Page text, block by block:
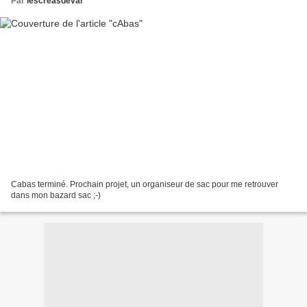
Cabas terminé. Prochain projet, un organiseur de sac pour me retrouver
dans mon bazard sac ;-)